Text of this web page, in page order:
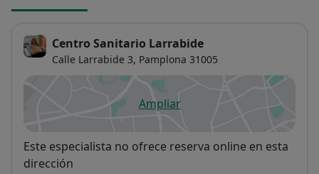
Centro Sanitario Larrabide
Calle Larrabide 3, Pamplona 31005
Ampliarse abre en una nueva
Disponibilidad
Este especialista no ofrece reserva online en esta
dirección